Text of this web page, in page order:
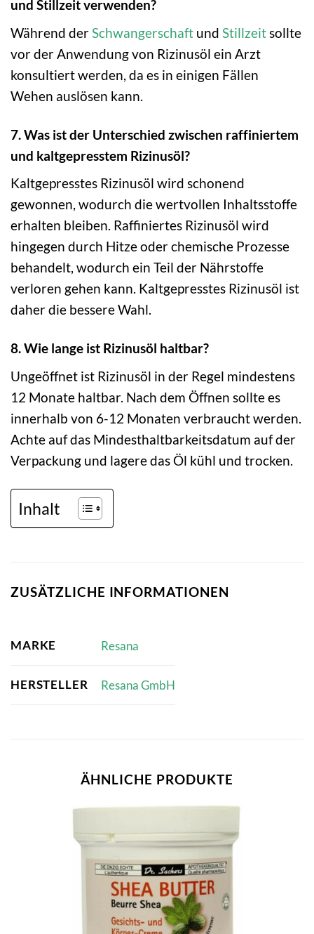
und Stillzeit verwenden?
Während derSchwangerschaft und Stillzeitsollte
vor der Anwendung von Rizinusöl ein Arzt
konsultiert werden, da es in einigen Fällen
Wehen auslösen kann.
7. Was ist der Unterschied zwischen raffiniertem
und kaltgepresstem Rizinusöl?
Kaltgepresstes Rizinusöl wird schonend
gewonnen, wodurch die wertvollen Inhaltsstoffe
erhalten bleiben. Raffiniertes Rizinusöl wird
hingegen durch Hitze oder chemische Prozesse
behandelt, wodurch ein Teil der Nährstoffe
verloren gehen kann. Kaltgepresstes Rizinusöl ist
daher die bessere Wahl.
8. Wie lange ist Rizinusöl haltbar?
Ungeöffnet ist Rizinusöl in der Regel mindestens
12 Monate haltbar. Nach dem Öffnen sollte es
innerhalb von 6-12 Monaten verbraucht werden.
Achte auf das Mindesthaltbarkeitsdatum auf der
Verpackung und lagere das Öl kühl und trocken.
Inhalt
ZUSÄTZLICHE INFORMATIONEN
MARKE Resana
HERSTELLER Resana GmbH
ÄHNLICHE PRODUKTE